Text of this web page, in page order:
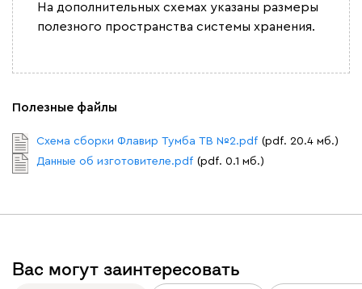
На дополнительных схемах указаны размеры
полезного пространства системы хранения.
Полезные файлы
Схема сборки Флавир Тумба ТВ №2.pdf (pdf. 20.4 мб.)
Данные об изготовителе.pdf (pdf. 0.1 мб.)
Вас могут заинтересовать